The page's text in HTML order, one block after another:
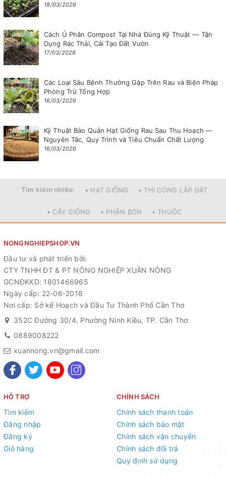
18/03/2026
Cách Ủ Phân Compost Tại Nhà Đúng Kỹ Thuật — Tận
Dụng Rác Thải, Cải Tạo Đất Vườn
17/03/2026
Các Loại Sâu Bệnh Thường Gặp Trên Rau và Biện Pháp
Phòng Trừ Tổng Hợp
16/03/2026
Kỹ Thuật Bảo Quản Hạt Giống Rau Sau Thu Hoạch —
Nguyên Tắc, Quy Trình và Tiêu Chuẩn Chất Lượng
16/03/2026
Tìm kiếm nhiều: • HẠT GIỐNG • THI CÔNG LẮP ĐẶT
• CÂY GIỐNG • PHÂN BÓN • THUỐC
NONGNGHIEPSHOP.VN
Đầu tư và phát triển bởi:
CTY TNHH ĐT & PT NÔNG NGHIỆP XUÂN NÔNG
GCNĐKKD: 1801466965
Ngày cấp: 22-06-2016
Nơi cấp: Sở kế Hoạch và Đầu Tư Thành Phố Cần Thơ
352C Đường 30/4, Phường Ninh Kiều, TP. Cần Thơ
0889008222
xuannong.vn@gmail.com
HỖ TRỢ
Tìm kiếm
Đăng nhập
Đăng ký
Giỏ hàng
CHÍNH SÁCH
Chính sách thanh toán
Chính sách bảo mật
Chính sách vận chuyển
Chính sách đổi trả
Quy định sử dụng